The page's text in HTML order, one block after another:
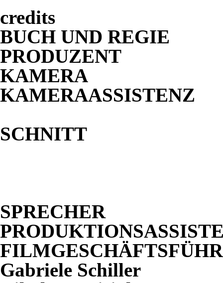
credits
BUCH UND REGIE
PRODUZENT
KAMERA
KAMERAASSISTENZ
SCHNITT
SPRECHER
Gabriele Schiller